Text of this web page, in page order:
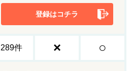
登録はコチラ
289件 × ○